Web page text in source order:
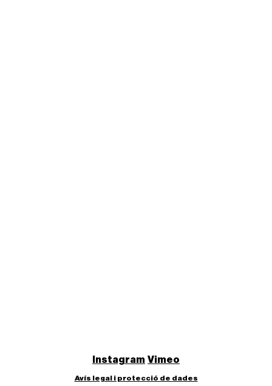
Instagram Vimeo
Avís legal i protecció de dades